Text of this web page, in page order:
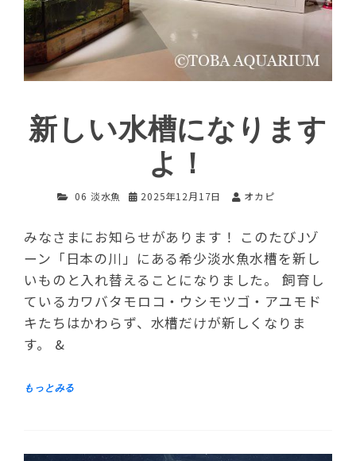
新しい水槽になります
よ！
06 淡水魚 2025年12月17日 オカピ
みなさまにお知らせがあります！ このたびJゾ
ーン「日本の川」にある希少淡水魚水槽を新し
いものと入れ替えることになりました。 飼育し
ているカワバタモロコ・ウシモツゴ・アユモド
キたちはかわらず、水槽だけが新しくなりま
す。 &